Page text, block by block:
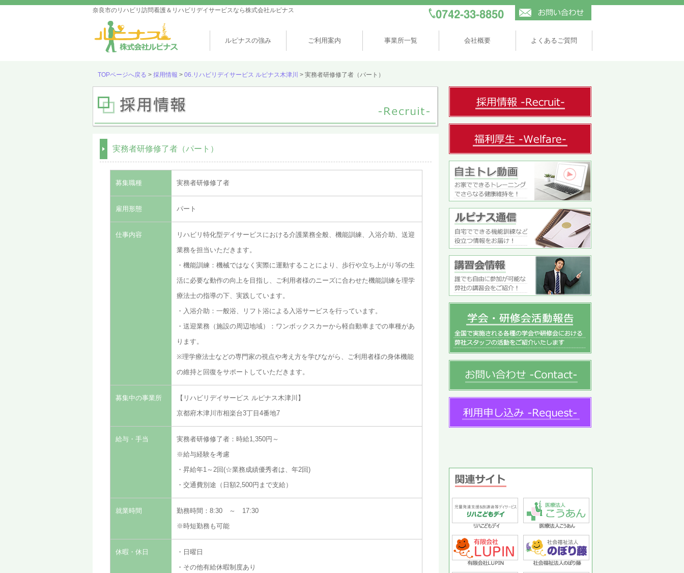
奈良市のリハビリ訪問看護＆リハビリデイサービスなら株式会社ルピナス
ルピナスの強み ご利用案内 事業所一覧 会社概要 よくあるご質問
TOPページへ戻る > 採用情報 > 06.リハビリデイサービス ルピナス木津川 > 実務者研修修了者（パート）
実務者研修修了者（パート）
募集職種 実務者研修修了者
雇用形態 パート
仕事内容
リハビリ特化型デイサービスにおける介護業務全般、機能訓練、入浴介助、送迎
業務を担当いただきます。
・機能訓練：機械ではなく実際に運動することにより、歩行や立ち上がり等の生
活に必要な動作の向上を目指し、ご利用者様のニーズに合わせた機能訓練を理学
療法士の指導の下、実践しています。
・入浴介助：一般浴、リフト浴による入浴サービスを行っています。
・送迎業務（施設の周辺地域）：ワンボックスカーから軽自動車までの車種があ
ります。
※理学療法士などの専門家の視点や考え方を学びながら、ご利用者様の身体機能
の維持と回復をサポートしていただきます。
募集中の事業所
【リハビリデイサービス ルピナス木津川】
京都府木津川市相楽台3丁目4番地7
給与・手当
実務者研修修了者：時給1,350円～
※給与経験を考慮
・昇給年1～2回(☆業務成績優秀者は、年2回)
・交通費別途（日額2,500円まで支給）
就業時間
勤務時間：8:30 ～ 17:30
※時短勤務も可能
休暇・休日
・日曜日
・その他有給休暇制度あり